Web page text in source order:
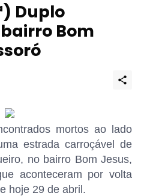
Duplo
Bom
mortos ao lado
estrada carroçável de
no bairro Bom Jesus,
aconteceram por volta
hoje 29 de abril.